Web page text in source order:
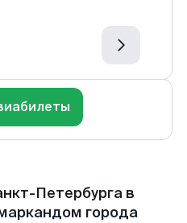
Петербурга в
города